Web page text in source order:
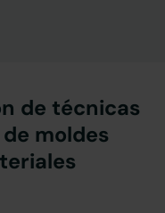
de técnicas
moldes